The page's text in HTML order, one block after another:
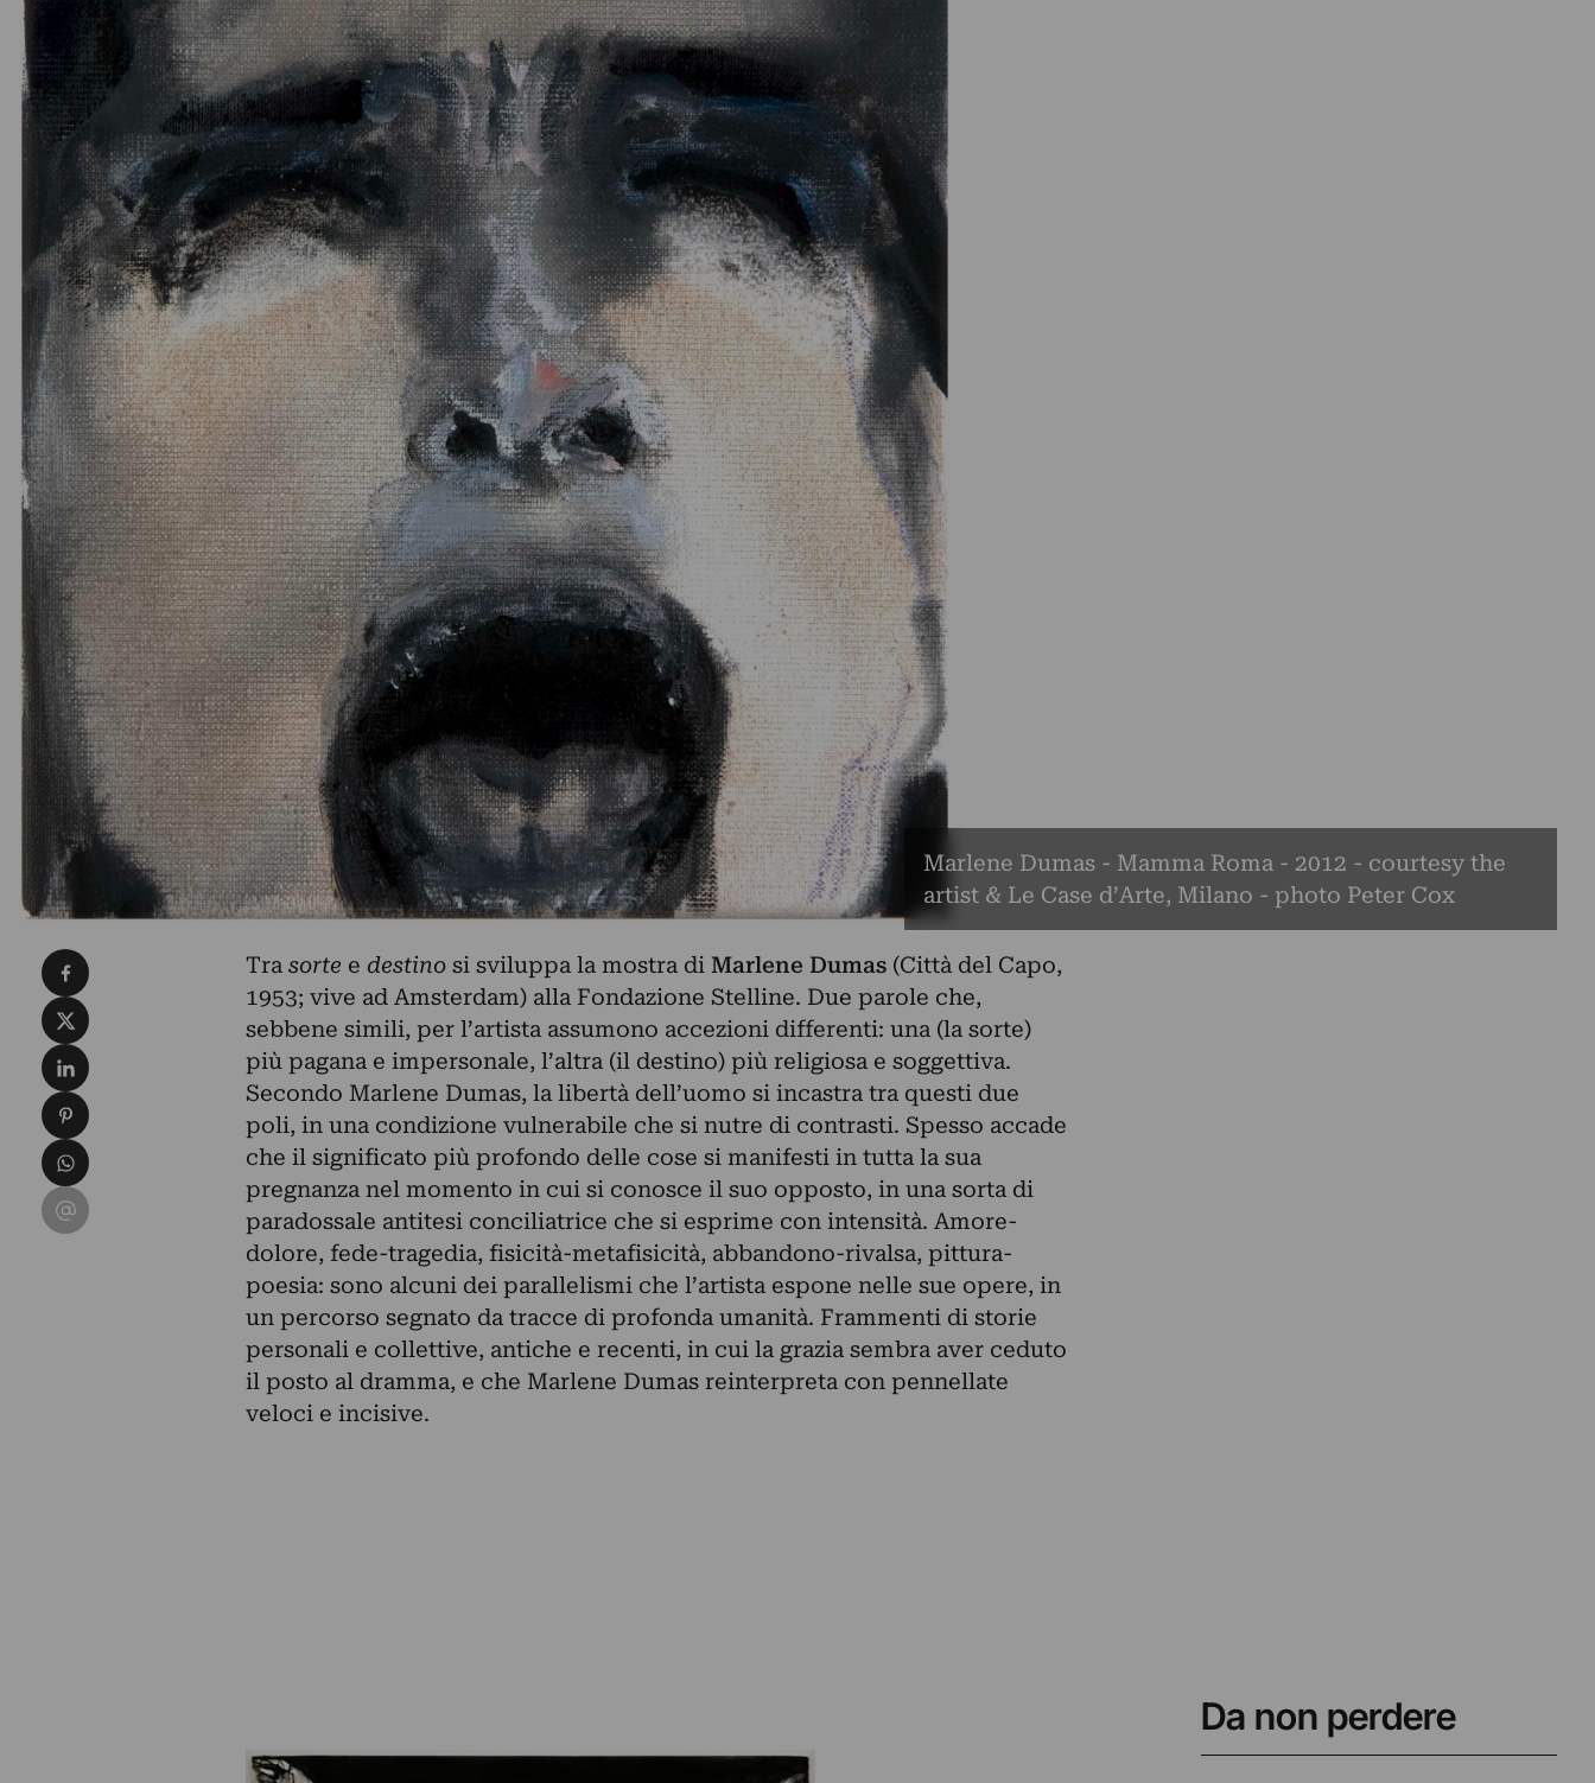
Marlene Dumas - Mamma Roma - 2012 - courtesy the
artist & Le Case d’Arte, Milano - photo Peter Cox
Tra sorte e destinosi sviluppa la mostra di Marlene Dumas(Città del Capo,
1953; vive ad Amsterdam) alla Fondazione Stelline. Due parole che,
sebbene simili, per l’artista assumono accezioni differenti: una (la sorte)
più pagana e impersonale, l’altra (il destino) più religiosa e soggettiva.
Secondo Marlene Dumas, la libertà dell’uomo si incastra tra questi due
poli, in una condizione vulnerabile che si nutre di contrasti. Spesso accade
che il significato più profondo delle cose si manifesti in tutta la sua
pregnanza nel momento in cui si conosce il suo opposto, in una sorta di
paradossale antitesi conciliatrice che si esprime con intensità. Amore-
dolore, fede-tragedia, fisicità-metafisicità, abbandono-rivalsa, pittura-
poesia: sono alcuni dei parallelismi che l’artista espone nelle sue opere, in
un percorso segnato da tracce di profonda umanità. Frammenti di storie
personali e collettive, antiche e recenti, in cui la grazia sembra aver ceduto
il posto al dramma, e che Marlene Dumas reinterpreta con pennellate
veloci e incisive.
Da non perdere
Condividi su Facebook
Condividi su X
Condividi su LinkedIn
Condividi su Pinterest
Condividi su WhatsApp
Condividi su Email